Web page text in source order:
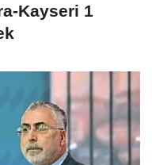
Kayseri 1